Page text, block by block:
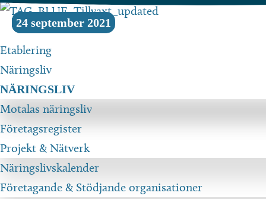
Hoppa
till
innehåll
Etablering
Näringsliv
NÄRINGSLIV
Motalas näringsliv
Företagsregister
Projekt & Nätverk
Näringslivskalender
Företagande & Stödjande organisationer
05 juni 2023
01 maj 2023
27 januari 2023
26 augusti 2022
28 januari 2022
30 november 2021
24 september 2021